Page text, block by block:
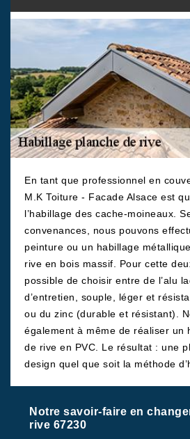
En tant que professionnel en
M.K Toiture - Facade Alsace est
l’habillage des cache-moineaux.
convenances, nous pouvons
peinture ou un habillage
rive en bois massif. Pour cette
possible de choisir entre de l’alu
d’entretien, souple, léger et
ou du zinc (durable et résistant).
également à même de réaliser un
de rive en PVC. Le résultat : une
design quel que soit la méthode
Notre savoir-faire en
rive 67230